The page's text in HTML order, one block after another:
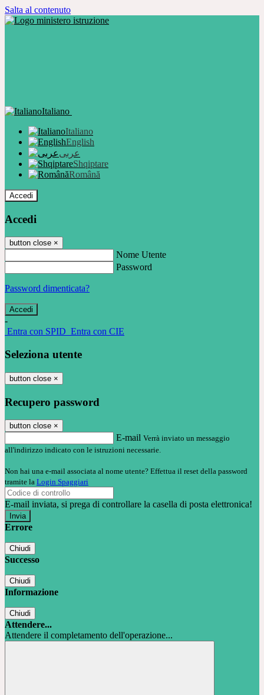
Salta al contenuto
Italiano
Italiano
English
عربى
Shqiptare
Română
Accedi
Accedi
button close ×
Nome Utente
Password
Password dimenticata?
-
Entra con SPID Entra con CIE
Seleziona utente
button close ×
Recupero password
button close ×
E-mail Verrà inviato un messaggio
all'indirizzo indicato con le istruzioni necessarie.
Non hai una e-mail associata al nome utente? Effettua il reset della password
tramite la Login Spaggiari
E-mail inviata, si prega di controllare la casella di posta elettronica!
Errore
Chiudi
Successo
Chiudi
Informazione
Chiudi
Attendere...
Attendere il completamento dell'operazione...